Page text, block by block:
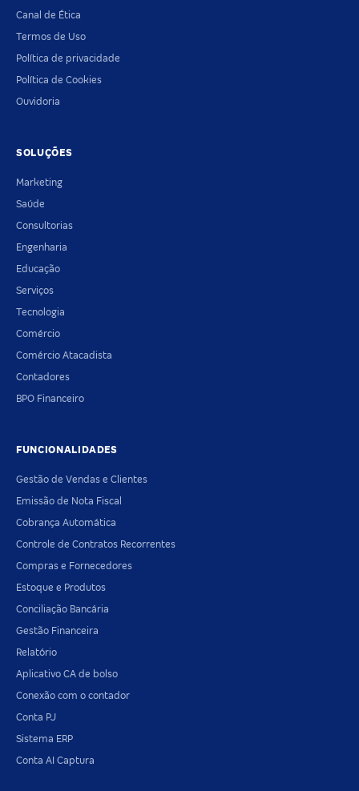
Canal de Ética
Termos de Uso
Política de privacidade
Política de Cookies
Ouvidoria
SOLUÇÕES
Marketing
Saúde
Consultorias
Engenharia
Educação
Serviços
Tecnologia
Comércio
Comércio Atacadista
Contadores
BPO Financeiro
FUNCIONALIDADES
Gestão de Vendas e Clientes
Emissão de Nota Fiscal
Cobrança Automática
Controle de Contratos Recorrentes
Compras e Fornecedores
Estoque e Produtos
Conciliação Bancária
Gestão Financeira
Relatório
Aplicativo CA de bolso
Conexão com o contador
Conta PJ
Sistema ERP
Conta AI Captura